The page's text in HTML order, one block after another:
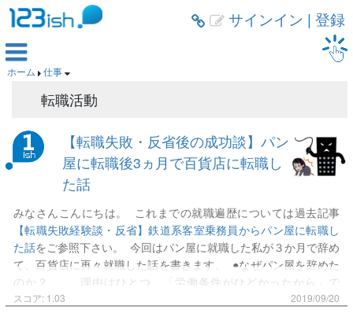
  サインイン | 登録

ホーム  仕事 
転職活動
【転職失敗・反省後の成功談】パン
屋に転職後3ヵ月で百貨店に転職し
た話
みなさんこんにちは。 これまでの就職遍歴については過去記事
【転職失敗経験談・反省】鉄道系客室乗務員からパン屋に転職し
た話をご参照下さい。 今回はパン屋に就職した私が３か月で辞め
て、百貨店に再々就職した話を書きます。 ●なぜパン屋を辞めた
のか？ 理由はひとつ。「労働条件がひどかったから」で
す。 どのようにひどかったのかと言うと、求人票に書いてある条
スコア: 1.03 2019/09/20